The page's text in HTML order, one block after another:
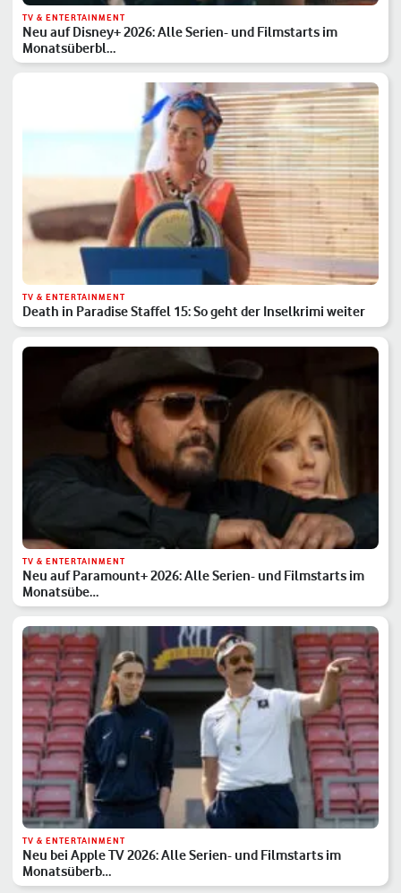
TV & ENTERTAINMENT
Neu auf Disney+ 2026: Alle Serien- und Filmstarts im
Monatsüberbl…
TV & ENTERTAINMENT
Death in Paradise Staffel 15: So geht der Inselkrimi weiter
TV & ENTERTAINMENT
Neu auf Paramount+ 2026: Alle Serien- und Filmstarts im
Monatsübe…
TV & ENTERTAINMENT
Neu bei Apple TV 2026: Alle Serien- und Filmstarts im
Monatsüberb…